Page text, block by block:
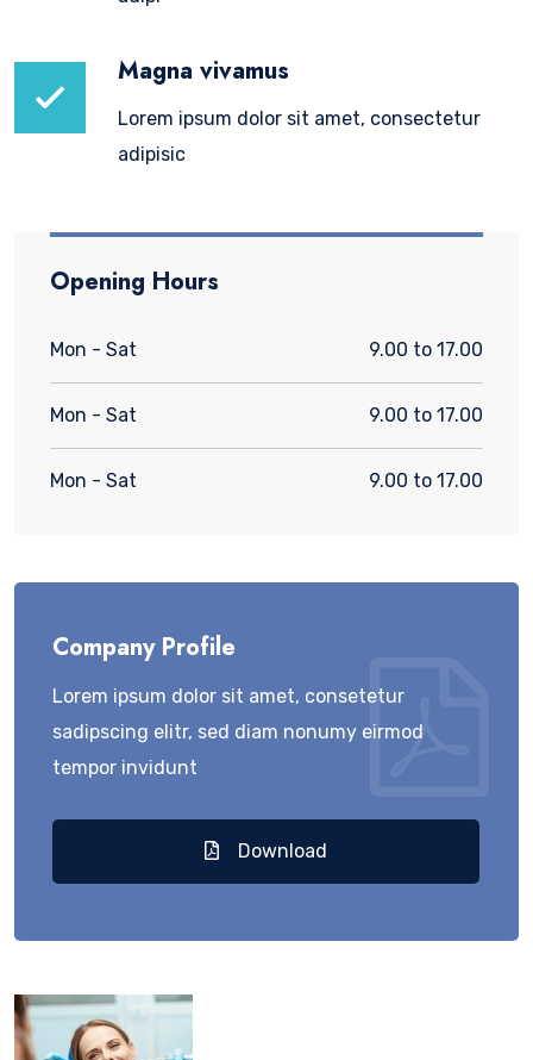
Magna vivamus
Lorem ipsum dolor sit amet, consectetur
adipisic
Opening Hours
Mon - Sat 9.00 to 17.00
Mon - Sat 9.00 to 17.00
Mon - Sat 9.00 to 17.00
Company Profile
Lorem ipsum dolor sit amet, consetetur
sadipscing elitr, sed diam nonumy eirmod
tempor invidunt
Download